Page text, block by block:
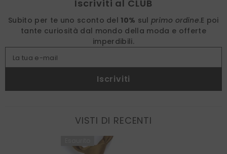
Iscriviti al CLUB
Subito per te uno sconto del 10% sulprimo ordine.E poi
tante curiosità dal mondo della moda e offerte
imperdibili.
La tua e-mail
Iscriviti
VISTI DI RECENTI